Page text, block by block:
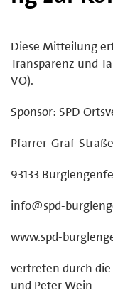
Diese Mitteilung
Transparenz und
VO).
Sponsor: SPD
Pfarrer-Graf-
93133
info@spd-
www.spd-
vertreten durch
und Peter Wein